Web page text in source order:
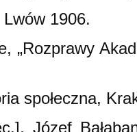
1906.
„Rozprawy
społeczna,
Józef